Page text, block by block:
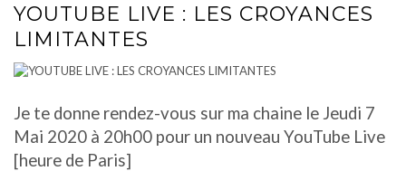
YOUTUBE LIVE : LES CROYANCES
LIMITANTES
Je te donne rendez-vous sur ma chaine le Jeudi 7
Mai 2020 à 20h00 pour un nouveau YouTube Live
[heure de Paris]